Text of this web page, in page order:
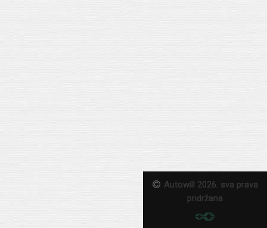
Autowill 2026. sva prava
pridržana